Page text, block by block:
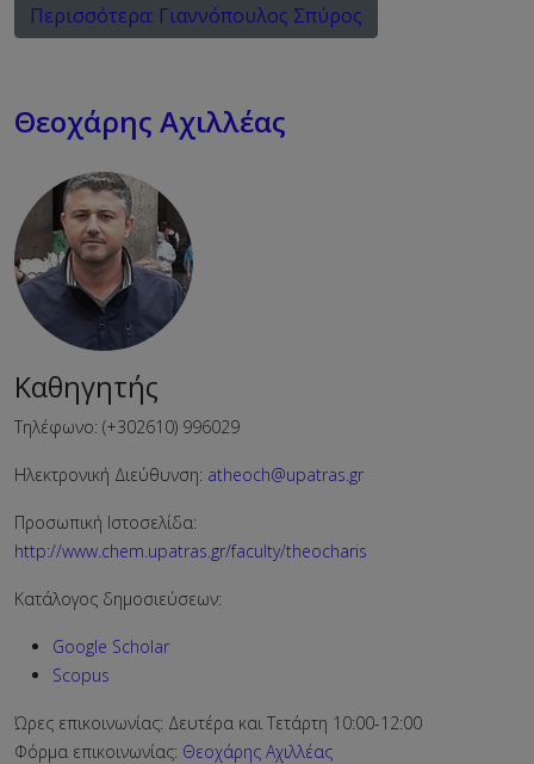
Περισσότερα: Γιαννόπουλος Σπύρος
Θεοχάρης Αχιλλέας
Καθηγητής
Τηλέφωνο: (+302610) 996029
Ηλεκτρονική Διεύθυνση: atheoch@upatras.gr
Προσωπική Ιστοσελίδα:
http://www.chem.upatras.gr/faculty/theocharis
Κατάλογος δημοσιεύσεων:
Google Scholar
Scopus
Ώρες επικοινωνίας: Δευτέρα και Τετάρτη 10:00-12:00
Φόρμα επικοινωνίας: Θεοχάρης Αχιλλέας